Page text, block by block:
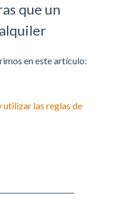
que un
en este artículo:
utilizar las reglas de